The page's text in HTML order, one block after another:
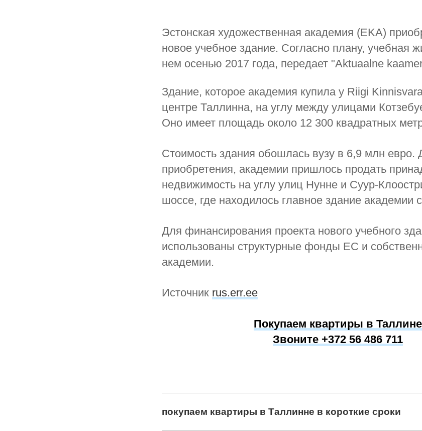
Эстонская художественная академия (EKA)
новое учебное здание. Согласно плану, учебная
нем осенью 2017 года, передает "Aktuaalne
Здание, которое академия купила у Riigi
центре Таллинна, на углу между улицaми
Оно имеет площадь около 12 300 квадратных
Стоимость здания обошлась вузу в 6,9 млн евро.
приобретения, академии пришлось продать
недвижимость на углу улиц Нунне и Суур-
шоссе, где находилось главное здание академии с
Для финансирования проекта нового учебного
использованы структурные фонды ЕС и
академии.
Источник rus.err.ee
Покупаем квартиры в Таллине
Звоните +372 56 486 711
покупаем квартиры в Таллинне в короткие сроки